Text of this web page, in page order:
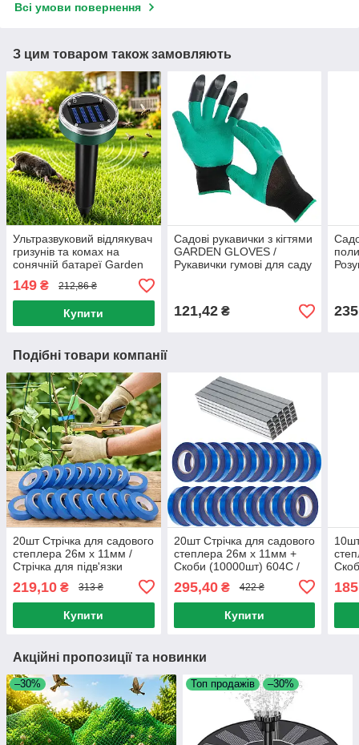
Всі умови повернення
З цим товаром також замовляють
Ультразвуковий відлякувач
гризунів та комах на
сонячній батареї Garden
Pro / Садовий відлякувач
кротів
149 ₴ 212,86 ₴
Купити
Садові рукавички з кігтями
GARDEN GLOVES /
Рукавички гумові для саду
наконечниками
121,42₴
Подібні товари компанії
20шт Стрічка для садового
степлера 26м х 11мм /
Стрічка для підв'язки
степлера
219,10 ₴ 313 ₴
Купити
20шт Стрічка для садового
степлера 26м х 11мм +
Скоби (10000шт) 604С /
винограду / Стрічка для
степлера
295,40₴ 422 ₴
Купити
Акційні пропозиції та новинки
–30% Топ продажів –30%